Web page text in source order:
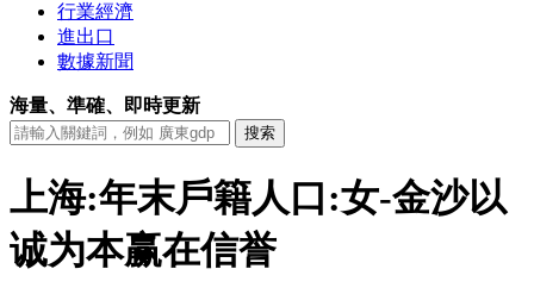
行業經濟
進出口
數據新聞
海量、準確、即時更新
上海:年末戶籍人口:女-金沙以
诚为本赢在信誉